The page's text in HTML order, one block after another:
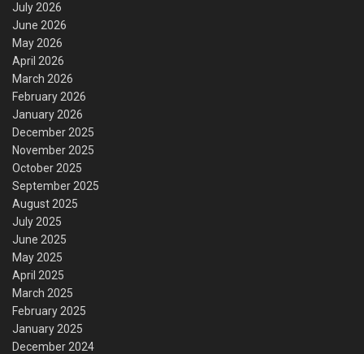
July 2026
June 2026
May 2026
April 2026
March 2026
February 2026
January 2026
December 2025
November 2025
October 2025
September 2025
August 2025
July 2025
June 2025
May 2025
April 2025
March 2025
February 2025
January 2025
December 2024